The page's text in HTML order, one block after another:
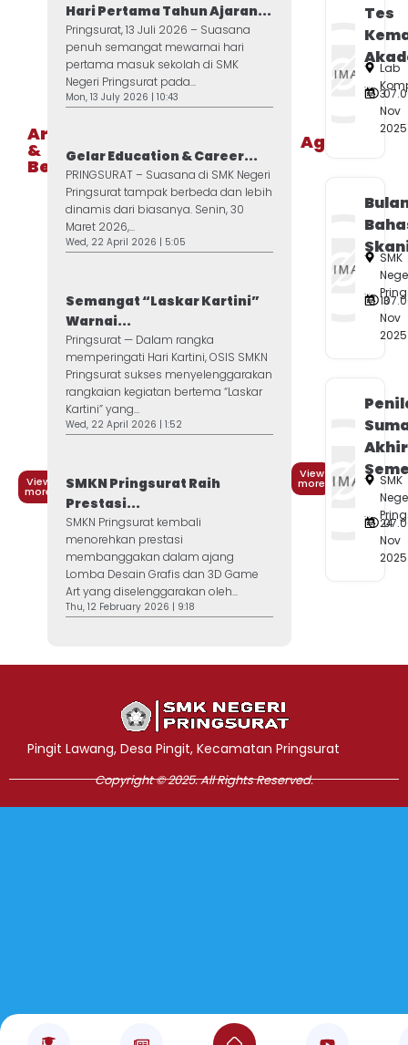
Artikel
&
Berita
View
more
Hari Pertama Tahun Ajaran...
Pringsurat, 13 Juli 2026 – Suasana
penuh semangat mewarnai hari
pertama masuk sekolah di SMK
Negeri Pringsurat pada...
Mon, 13 July 2026 | 10:43
Gelar Education & Career...
PRINGSURAT – Suasana di SMK Negeri
Pringsurat tampak berbeda dan lebih
dinamis dari biasanya. Senin, 30
Maret 2026,...
Wed, 22 April 2026 | 5:05
Semangat “Laskar Kartini”
Warnai...
Pringsurat — Dalam rangka
memperingati Hari Kartini, OSIS SMKN
Pringsurat sukses menyelenggarakan
rangkaian kegiatan bertema “Laskar
Kartini” yang...
Wed, 22 April 2026 | 1:52
SMKN Pringsurat Raih
Prestasi...
SMKN Pringsurat kembali
menorehkan prestasi
membanggakan dalam ajang
Lomba Desain Grafis dan 3D Game
Art yang diselenggarakan oleh...
Thu, 12 February 2026 | 9:18
Agenda
View
more
Tes
Lab
3
Nov
2025
SMK
13
Nov
2025
Akhir
SMK
24
Nov
2025
Pingit Lawang, Desa Pingit, Kecamatan Pringsurat
Copyright © 2025. All Rights Reserved.